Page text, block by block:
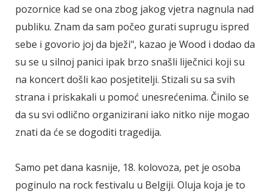
pozornice kad se ona zbog jakog vjetra nagnula nad
publiku. Znam da sam počeo gurati suprugu ispred
sebe i govorio joj da bježi", kazao je Wood i dodao da
su se u silnoj panici ipak brzo snašli liječnici koji su
na koncert došli kao posjetitelji. Stizali su sa svih
strana i priskakali u pomoć unesrećenima. Činilo se
da su svi odlično organizirani iako nitko nije mogao
znati da će se dogoditi tragedija.
Samo pet dana kasnije, 18. kolovoza, pet je osoba
poginulo na rock festivalu u Belgiji. Oluja koja je to